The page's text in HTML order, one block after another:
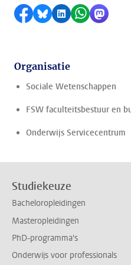
Delen op Facebook
Delen via Bluesky
Delen opDelen via
Delen
Organisatie
Sociale Wetenschappen
FSW faculteitsbestuur en
Onderwijs Servicecentrum
Studiekeuze
Bacheloropleidingen
Masteropleidingen
PhD-programma's
Onderwijs voor professionals